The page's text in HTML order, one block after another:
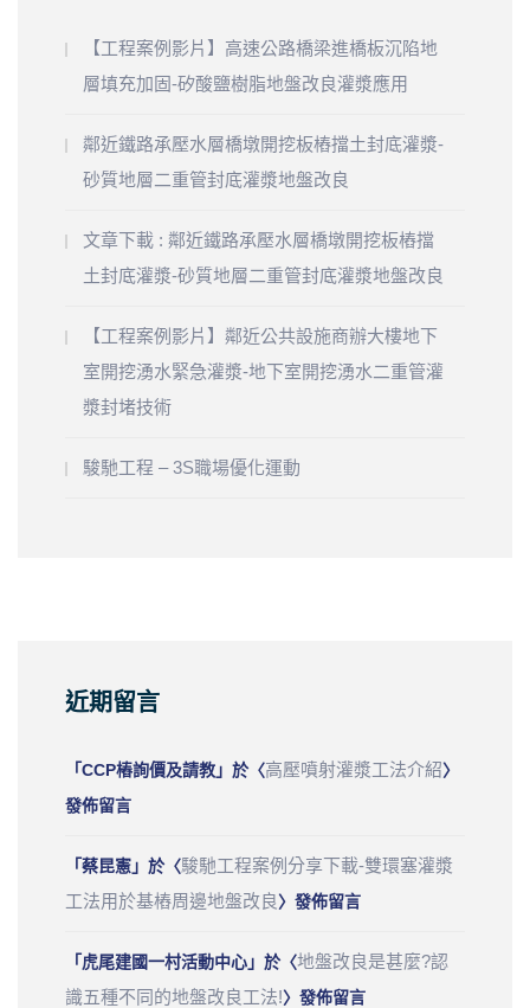
【工程案例影片】高速公路橋梁進橋板沉陷地
層填充加固-矽酸鹽樹脂地盤改良灌漿應用
鄰近鐵路承壓水層橋墩開挖板樁擋土封底灌漿-
砂質地層二重管封底灌漿地盤改良
文章下載 : 鄰近鐵路承壓水層橋墩開挖板樁擋
土封底灌漿-砂質地層二重管封底灌漿地盤改良
【工程案例影片】鄰近公共設施商辦大樓地下
室開挖湧水緊急灌漿-地下室開挖湧水二重管灌
漿封堵技術
駿馳工程 – 3S職場優化運動
近期留言
「CCP樁詢價及請教」於〈高壓噴射灌漿工法介紹〉
發佈留言
「蔡昆憲」於〈駿馳工程案例分享下載-雙環塞灌漿
工法用於基樁周邊地盤改良〉發佈留言
「 虎尾建國一村活動中心」於〈地盤改良是甚麼?認
識五種不同的地盤改良工法!〉發佈留言